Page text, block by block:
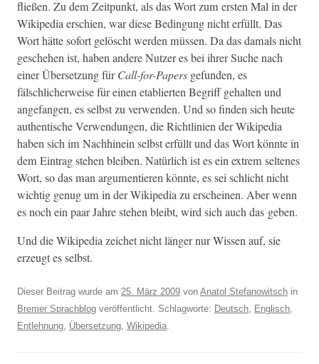
fließen. Zu dem Zeit­punkt, als das Wort zum ersten Mal in der
Wikipedia erschien, war diese Bedin­gung nicht erfüllt. Das
Wort hätte sofort gelöscht wer­den müssen. Da das damals nicht
geschehen ist, haben andere Nutzer es bei ihrer Suche nach
ein­er Über­set­zung fürCall-for-Papers gefun­den, es
fälschlicher­weise für einen etablierten Begriff gehal­ten und
ange­fan­gen, es selb­st zu ver­wen­den. Und so find­en sich heute
authen­tis­che Ver­wen­dun­gen, die Richtlin­ien der Wikipedia
haben sich im Nach­hinein selb­st erfüllt und das Wort kön­nte in
dem Ein­trag ste­hen bleiben. Natür­lich ist es ein extrem seltenes
Wort, so das man argu­men­tieren kön­nte, es sei schlicht nicht
wichtig genug um in der Wikipedia zu erscheinen. Aber wenn
es noch ein paar Jahre ste­hen bleibt, wird sich auch das geben.
Und die Wikipedia zeichet nicht länger nur Wis­sen auf, sie
erzeugt es selbst.
Dieser Beitrag wurde am 25. März 2009 von Anatol Stefanowitsch in
Bremer Sprachblog veröffentlicht. Schlagworte: Deutsch Englisch
Entlehnung Übersetzung Wikipedia